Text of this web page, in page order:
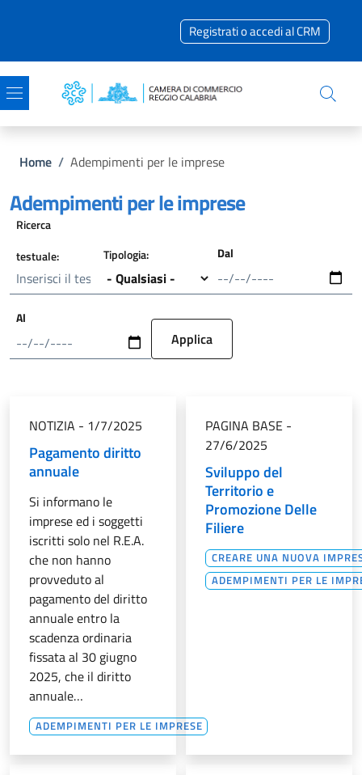
Registrati o accedi al CRM
Briciole di pane
Home / Adempimenti per le imprese
Adempimenti per le imprese
Ricerca
testuale:
Tipologia:
Dal
Data
Al
Data
NOTIZIA - 1/7/2025
Pagamento diritto
annuale
Si informano le
imprese ed i soggetti
iscritti solo nel R.E.A.
che non hanno
provveduto al
pagamento del diritto
annuale entro la
scadenza ordinaria
fissata al 30 giugno
2025, che il diritto
annuale…
ADEMPIMENTI PER LE IMPRESE
PAGINA BASE -
27/6/2025
Sviluppo del
Territorio e
Promozione Delle
Filiere
CREARE UNA NUOVA
ADEMPIMENTI PER LE